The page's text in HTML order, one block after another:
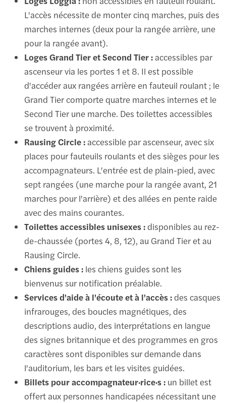
L'accès nécessite de monter cinq marches, puis des
marches internes (deux pour la rangée arrière, une
pour la rangée avant).
Loges Grand Tier et Second Tier :accessibles par
ascenseur via les portes 1 et 8. Il est possible
d'accéder aux rangées arrière en fauteuil roulant ; le
Grand Tier comporte quatre marches internes et le
Second Tier une marche. Des toilettes accessibles
se trouvent à proximité.
Rausing Circle :accessible par ascenseur, avec six
places pour fauteuils roulants et des sièges pour les
accompagnateurs. L'entrée est de plain-pied, avec
sept rangées (une marche pour la rangée avant, 21
marches pour l'arrière) et des allées en pente raide
avec des mains courantes.
Toilettes accessibles unisexes :disponibles au rez-
de-chaussée (portes 4, 8, 12), au Grand Tier et au
Rausing Circle.
Chiens guides : les chiens guides sont les
bienvenus sur notification préalable.
Services d'aide à l'écoute et à l'accès :des casques
infrarouges, des boucles magnétiques, des
descriptions audio, des interprétations en langue
des signes britannique et des programmes en gros
caractères sont disponibles sur demande dans
l'auditorium, les bars et les visites guidées.
Billets pour accompagnateur·rice·s : un billet est
offert aux personnes handicapées nécessitant une